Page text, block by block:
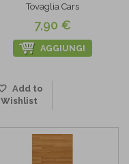
Tovaglia Cars
7,90 €
AGGIUNGI
Add to
Wishlist